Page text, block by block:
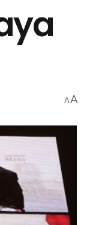
AA